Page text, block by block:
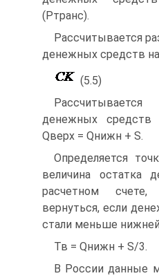
(Ртранс).
Рассчитывается
денежных средств
(5.5)
денежных средств
Qверх = Qнижн + S.
Определяется
величина остатка
расчетном
вернуться, если
стали меньше
Тв = Qнижн + S/3.
В России данные